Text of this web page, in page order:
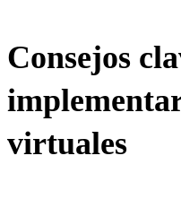
Consejos
virtuales